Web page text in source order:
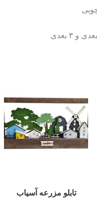
تابلو مزرعه آسیاب